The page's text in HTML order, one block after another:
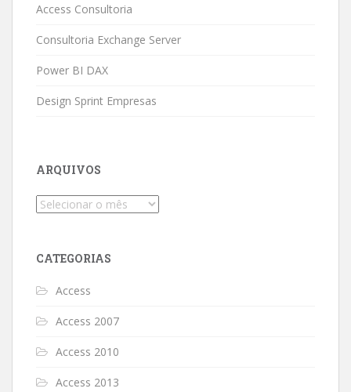
Access Consultoria
Consultoria Exchange Server
Power BI DAX
Design Sprint Empresas
ARQUIVOS
Arquivos
CATEGORIAS
Access
Access 2007
Access 2010
Access 2013